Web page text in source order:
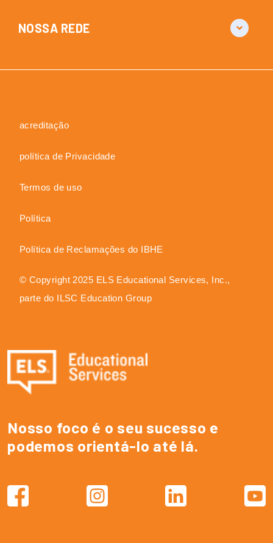
Nosso foco é o seu sucesso e
podemos orientá-lo até lá.
NOSSA REDE
acreditação
política de Privacidade
Termos de uso
Política
Política de Reclamações do IBHE
© Copyright 2025 ELS Educational Services, Inc.,
parte do ILSC Education Group